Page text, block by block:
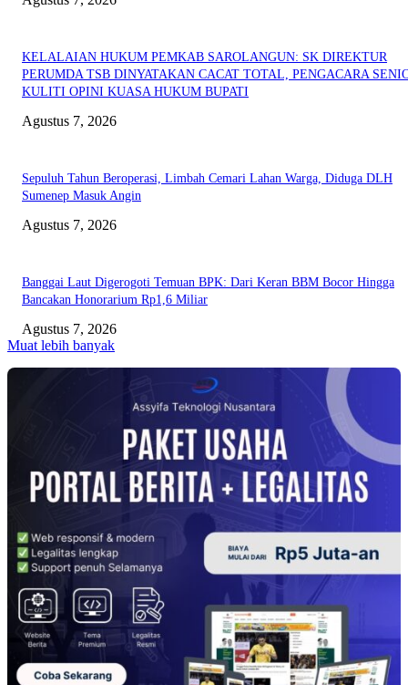
KELALAIAN HUKUM PEMKAB SAROLANGUN: SK DIREKTUR
PERUMDA TSB DINYATAKAN CACAT TOTAL, PENGACARA
KULITI OPINI KUASA HUKUM BUPATI
Agustus 7, 2026
Sepuluh Tahun Beroperasi, Limbah Cemari Lahan Warga, Diduga DLH
Sumenep Masuk Angin
Agustus 7, 2026
Banggai Laut Digerogoti Temuan BPK: Dari Keran BBM Bocor Hingga
Bancakan Honorarium Rp1,6 Miliar
Agustus 7, 2026
Muat lebih banyak